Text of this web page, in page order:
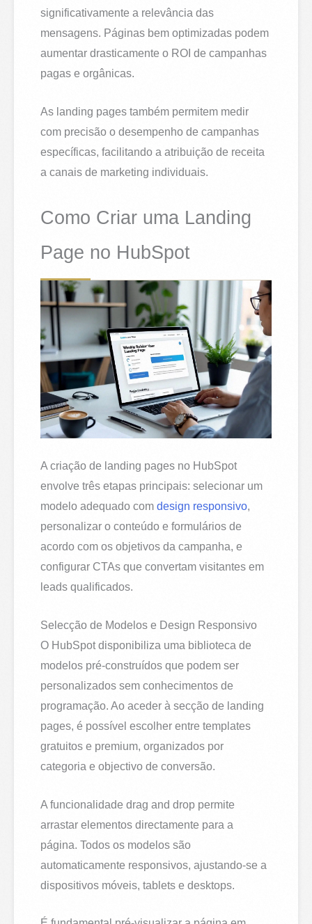
significativamente a relevância das
mensagens. Páginas bem optimizadas podem
aumentar drasticamente o ROI de campanhas
pagas e orgânicas.
As landing pages também permitem medir
com precisão o desempenho de campanhas
específicas, facilitando a atribuição de receita
a canais de marketing individuais.
Como Criar uma Landing
Page no HubSpot
A criação de landing pages no HubSpot
envolve três etapas principais: selecionar um
modelo adequado comdesign responsivo,
personalizar o conteúdo e formulários de
acordo com os objetivos da campanha, e
configurar CTAs que convertam visitantes em
leads qualificados.
Selecção de Modelos e Design Responsivo
O HubSpot disponibiliza uma biblioteca de
modelos pré-construídos que podem ser
personalizados sem conhecimentos de
programação. Ao aceder à secção de landing
pages, é possível escolher entre templates
gratuitos e premium, organizados por
categoria e objectivo de conversão.
A funcionalidade drag and drop permite
arrastar elementos directamente para a
página. Todos os modelos são
automaticamente responsivos, ajustando-se a
dispositivos móveis, tablets e desktops.